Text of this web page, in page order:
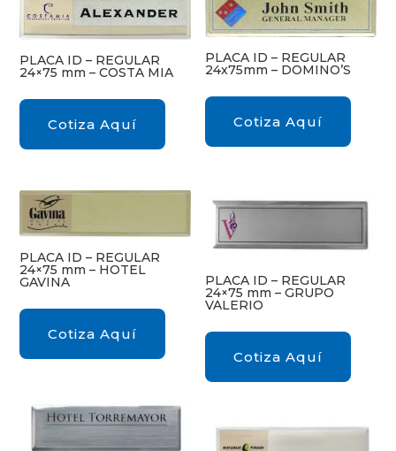
PLACA ID – REGULAR
24×75 mm – COSTA MIA
Cotiza Aquí
PLACA ID – REGULAR
24x75mm – DOMINO’S
Cotiza Aquí
PLACA ID – REGULAR
24×75 mm – HOTEL
GAVINA
Cotiza Aquí
PLACA ID – REGULAR
24×75 mm – GRUPO
VALERIO
Cotiza Aquí